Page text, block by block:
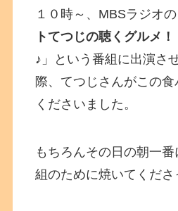
１０時～、MBSラジオの
トてつじの聴くグルメ
♪ 」という番組に出演さ
際、てつじさんがこの
くださいました。
もちろんその日の朝一
組のために焼いてくださ